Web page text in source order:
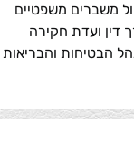
משברים משפטיים
דין ועדת חקירה
הבטיחות והבריאות